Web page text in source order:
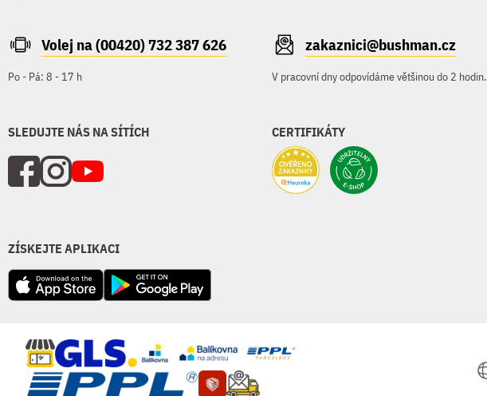
Volej na (00420) 732 387 626
Po - Pá: 8 - 17 h
zakaznici@bushman.cz
V pracovní dny odpovídáme většinou do 2 hodin.
SLEDUJTE NÁS NA SÍTÍCH CERTIFIKÁTY
ZÍSKEJTE APLIKACI